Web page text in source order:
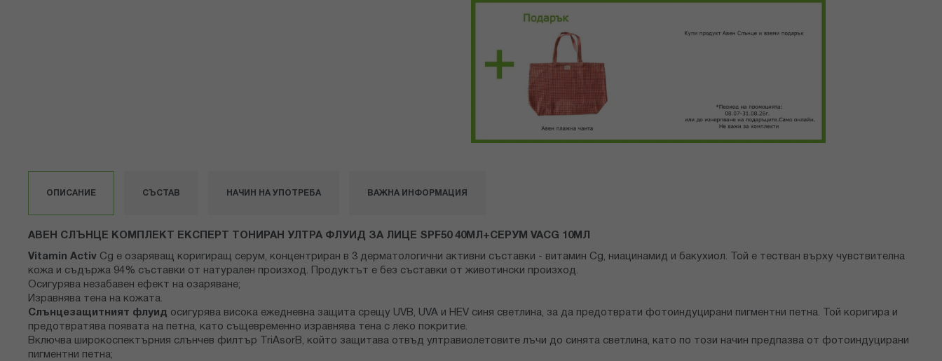
ОПИСАНИЕ
АВЕН СЛЪНЦЕ КОМПЛЕКТ ЕКСПЕРТ ТОНИРАН УЛТРА ФЛУИД ЗА ЛИЦЕ SPF50 40МЛ+СЕРУМ VACG 10МЛ
Vitamin Activ Cg е озаряващ коригиращ серум, концентриран в 3 дерматологични активни съставки - витамин Cg, ниацинамид и бакухиол. Той е тестван върху чувствителна
кожа и съдържа 94% съставки от натурален произход. Продуктът е без съставки от животински произход.
Осигурява незабавен ефект на озаряване;
Изравнява тена на кожата.
Слънцезащитният флуид осигурява висока ежедневна защита срещу UVB, UVA и HEV синя светлина, за да предотврати фотоиндуцирани пигментни петна. Той коригира и
предотвратява появата на петна, като същевременно изравнява тена с леко покритие.
Включва широкоспектърния слънчев филтър TriAsorB, който защитава отвъд ултравиолетовите лъчи до синята светлина, като по този начин предпазва от фотоиндуцирани
пигментни петна;
СЪСТАВ НАЧИН НА УПОТРЕБА ВАЖНА ИНФОРМАЦИЯ